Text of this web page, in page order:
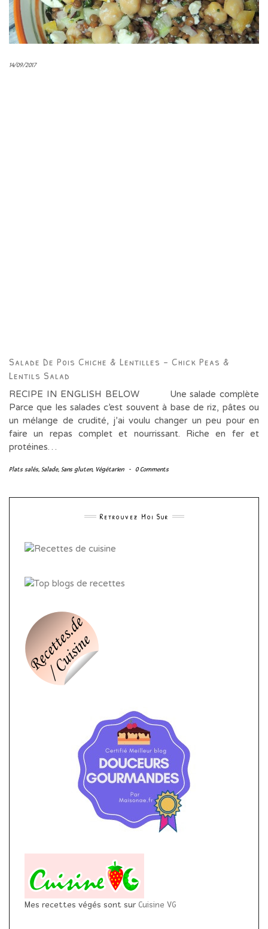
14/09/2017
Salade De Pois Chiche & Lentilles – Chick Peas &
Lentils Salad
RECIPE IN ENGLISH BELOW Une salade complète
Parce que les salades c’est souvent à base de riz, pâtes ou
un mélange de crudité, j’ai voulu changer un peu pour en
faire un repas complet et nourrissant. Riche en fer et
protéines…
Plats salés, Salade, Sans gluten, Végétarien - 0 Comments
Retrouvez Moi Sur
Mes recettes végés sont sur Cuisine VG